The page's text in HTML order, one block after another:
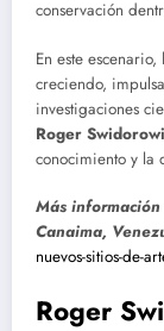
conservación
En este
creciendo,
investigaciones
Roger
conocimiento y la
Más
Canaima,
nuevos-sitios-de-
Roger